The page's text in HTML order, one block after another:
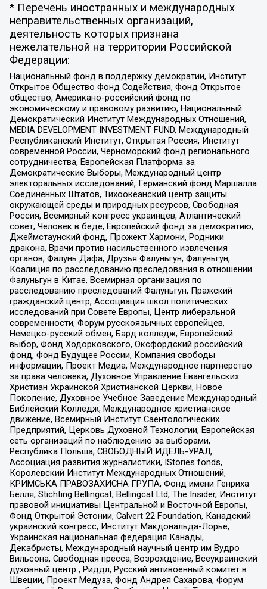
* Перечень иностранных и международных
неправительственных организаций,
деятельность которых признана
нежелательной на территории Российской
Федерации:
Национальный фонд в поддержку демократии, Институт
Открытое Общество Фонд Содействия, Фонд Открытое
общество, Американо-российский фонд по
экономическому и правовому развитию, Национальный
Демократический Институт Международных Отношений,
MEDIA DEVELOPMENT INVESTMENT FUND, Международный
Республиканский Институт, Открытая Россия, Институт
современной России, Черноморский фонд регионального
сотрудничества, Европейская Платформа за
Демократические Выборы, Международный центр
электоральных исследований, Германский фонд Маршалла
Соединенных Штатов, Тихоокеанский центр защиты
окружающей среды и природных ресурсов, Свободная
Россия, Всемирный конгресс украинцев, Атлантический
совет, Человек в беде, Европейский фонд за демократию,
Джеймстаунский фонд, Прожект Хармони, Родники
дракона, Врачи против насильственного извлечения
органов, Фалунь Дафа, Друзья Фалуньгун, Фалуньгун,
Коалиция по расследованию преследования в отношении
Фалуньгун в Китае, Всемирная организация по
расследованию преследований Фалуньгун, Пражский
гражданский центр, Ассоциация школ политических
исследований при Совете Европы, Центр либеральной
современности, Форум русскоязычных европейцев,
Немецко-русский обмен, Бард колледж, Европейский
выбор, Фонд Ходорковского, Оксфордский российский
фонд, Фонд Будущее России, Компания свободы
информации, Проект Медиа, Международное партнерство
за права человека, Духовное Управление Евангельских
Христиан Украинской Христианской Церкви, Новое
Поколение, Духовное Учебное Заведение Международный
Библейский Колледж, Международное христианское
движение, Всемирный Институт Саентологических
Предприятий, Церковь Духовной Технологии, Европейская
сеть организаций по наблюдению за выборами,
Республика Польша, СВОБОДНЫЙ ИДЕЛЬ-УРАЛ,
Ассоциация развития журналистики, IStories fonds,
Королевский Институт Международных Отношений,
КРИМСЬКА ПРАВОЗАХИСНА ГРУПА, Фонд имени Генриха
Бёлля, Stichting Bellingcat, Bellingcat Ltd, The Insider, Институт
правовой инициативы Центральной и Восточной Европы,
Фонд Открытой Эстонии, Calvert 22 Foundation, Канадский
украинский конгресс, Институт Макдональда-Лорье,
Украинская национальная федерация Канады,
Декабристы, Международный научный центр им Вудро
Вильсона, Свободная пресса, Возрождение, Всеукраинский
духовный центр , Риддл, Русский антивоенный комитет в
Швеции, Проект Медуза, Фонд Андрея Сахарова, Форум